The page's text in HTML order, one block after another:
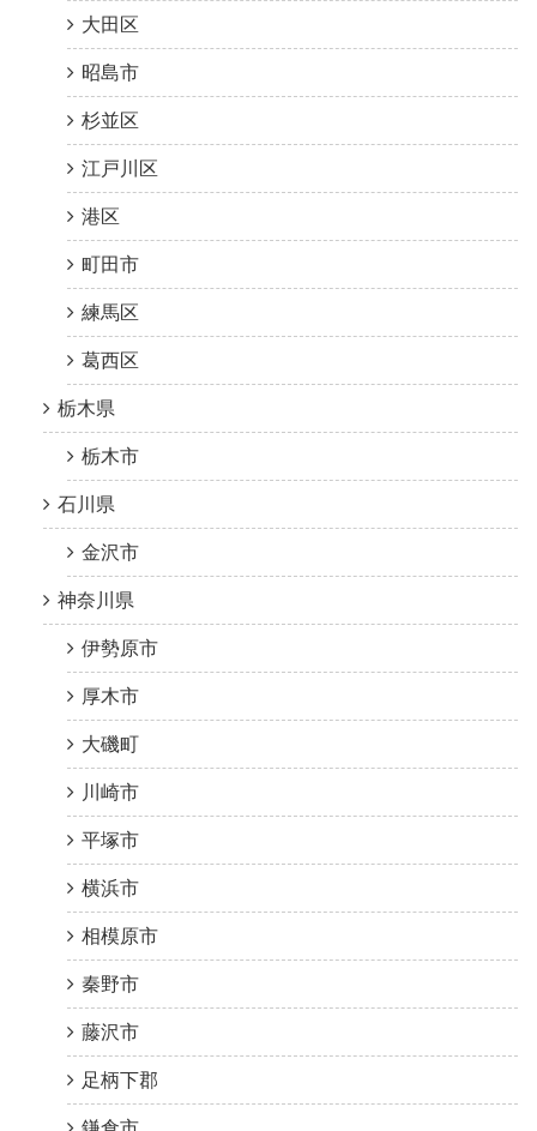
大田区
昭島市
杉並区
江戸川区
港区
町田市
練馬区
葛西区
栃木県
栃木市
石川県
金沢市
神奈川県
伊勢原市
厚木市
大磯町
川崎市
平塚市
横浜市
相模原市
秦野市
藤沢市
足柄下郡